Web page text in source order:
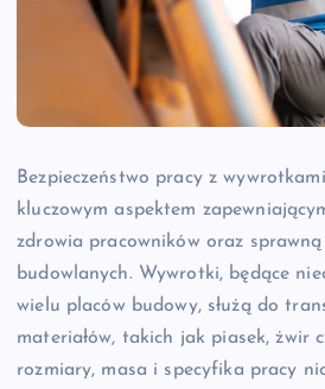
Bezpieczeństwo pracy z
kluczowym aspektem
zdrowia pracowników oraz
budowlanych. Wywrotki, będące
wielu placów budowy, służą do
materiałów, takich jak piasek, żwir
rozmiary, masa i specyfika pracy